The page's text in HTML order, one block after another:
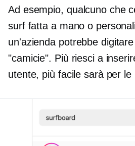
Ad esempio, qualcuno che
surf fatta a mano o
un'azienda potrebbe
"camicie". Più riesci a
utente, più facile sarà per le